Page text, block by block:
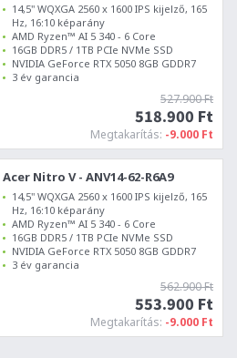
14,5" WQXGA 2560 x 1600 IPS kijelző, 165
Hz, 16:10 képarány
AMD Ryzen™ AI 5 340 - 6 Core
16GB DDR5 / 1TB PCIe NVMe SSD
NVIDIA GeForce RTX 5050 8GB GDDR7
3 év garancia
527.900 Ft
518.900 Ft
Megtakarítás: -9.000 Ft
Acer Nitro V - ANV14-62-R6A9
14,5" WQXGA 2560 x 1600 IPS kijelző, 165
Hz, 16:10 képarány
AMD Ryzen™ AI 5 340 - 6 Core
16GB DDR5 / 1TB PCIe NVMe SSD
NVIDIA GeForce RTX 5050 8GB GDDR7
3 év garancia
562.900 Ft
553.900 Ft
Megtakarítás: -9.000 Ft